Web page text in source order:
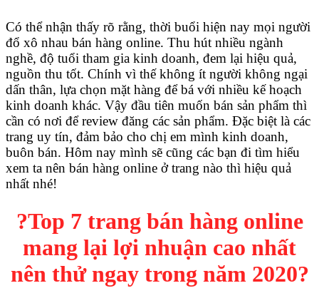
Có thể nhận thấy rõ rằng, thời buổi hiện nay mọi người
đổ xô nhau bán hàng online. Thu hút nhiều ngành
nghề, độ tuổi tham gia kinh doanh, đem lại hiệu quả,
nguồn thu tốt. Chính vì thế không ít người không ngại
dấn thân, lựa chọn mặt hàng để bá với nhiều kế hoạch
kinh doanh khác. Vậy đầu tiên muốn bán sản phẩm thì
cần có nơi để review đăng các sản phẩm. Đặc biệt là các
trang uy tín, đảm bảo cho chị em mình kinh doanh,
buôn bán. Hôm nay mình sẽ cũng các bạn đi tìm hiểu
xem ta nên bán hàng online ở trang nào thì hiệu quả
nhất nhé!
?Top 7 trang bán hàng online
mang lại lợi nhuận cao nhất
nên thử ngay trong năm 2020?